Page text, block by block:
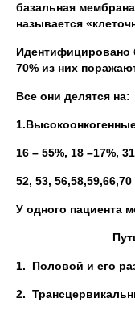
базальная
называется
Идентифицировано
70% из них
Все они делятся на:
16 – 55%, 18
52, 53, 56,58,59,66,70
У одного пациента
Пути
1. Половой и его
2.